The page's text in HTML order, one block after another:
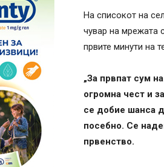
На списокот на
чувар на мрежата
првите минути на
„За првпат сум
огромна чест и
се добие шанса
посебно. Се
првенство.